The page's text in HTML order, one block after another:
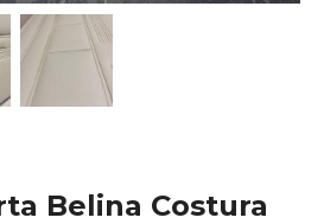
Belina Costura